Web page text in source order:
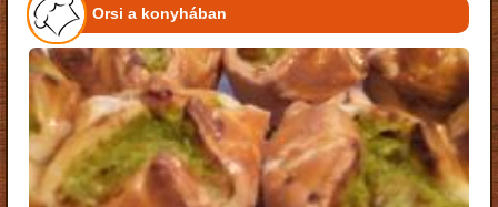
Orsi a konyhában